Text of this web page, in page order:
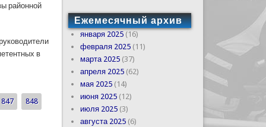
районной
в
по ЧС
847
848
Ежемесячный архив
января 2025(16)
февраля 2025(11)
марта 2025(37)
апреля 2025(62)
мая 2025(14)
июня 2025(12)
июля 2025(3)
августа 2025(6)